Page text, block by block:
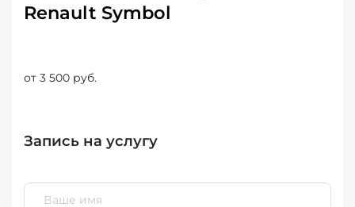
Renault Symbol
от 3 500 руб.
Запись на услугу